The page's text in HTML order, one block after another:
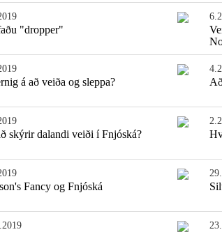
"dropper"
á að veiða og sleppa?
skýrir dalandi veiði í Fnjóská?
Fancy og Fnjóská